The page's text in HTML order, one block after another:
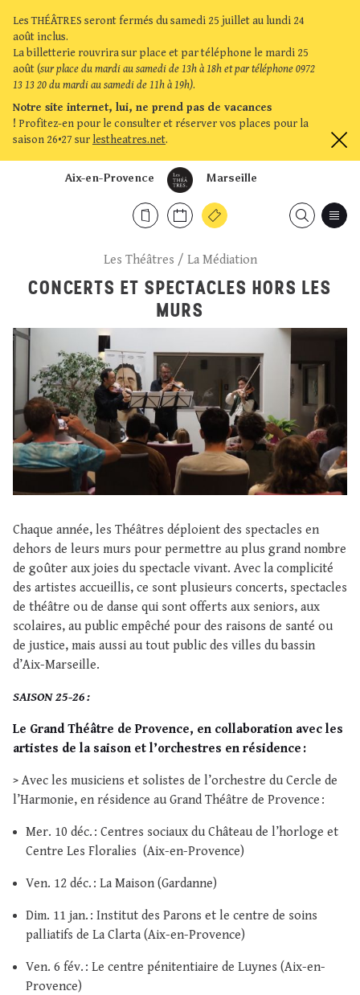
Les THÉÂTRES seront fermés du samedi 25 juillet au lundi 24
août inclus.
La billetterie rouvrira sur place et par téléphone le mardi 25
août (sur place du mardi au samedi de 13h à 18h et par téléphone 0972
13 13 20 du mardi au samedi de 11h à 19h).
Notre site internet, lui, ne prend pas de vacances
! Profitez-en pour le consulter et réserver vos places pour la
saison 26•27 sur lestheatres.net.
Marseille
Aix-en-Provence
Les Théâtres / La Médiation
CONCERTS ET SPECTACLES HORS LES
MURS
Chaque année, les Théâtres déploient des spectacles en
dehors de leurs murs pour permettre au plus grand nombre
de goûter aux joies du spectacle vivant. Avec la complicité
des artistes accueillis, ce sont plusieurs concerts, spectacles
de théâtre ou de danse qui sont offerts aux seniors, aux
scolaires, au public empêché pour des raisons de santé ou
de justice, mais aussi au tout public des villes du bassin
d’Aix-Marseille.
SAISON 25-26 :
Le Grand Théâtre de Provence, en collaboration avec les
artistes de la saison et l’orchestres en résidence :
> Avec les musiciens et solistes de l’orchestre du Cercle de
l’Harmonie, en résidence au Grand Théâtre de Provence :
Mer. 10 déc. : Centres sociaux du Château de l’horloge et
Centre Les Floralies (Aix-en-Provence)
Ven. 12 déc. : La Maison (Gardanne)
Dim. 11 jan. : Institut des Parons et le centre de soins
palliatifs de La Clarta (Aix-en-Provence)
Ven. 6 fév. : Le centre pénitentiaire de Luynes (Aix-en-
Provence)